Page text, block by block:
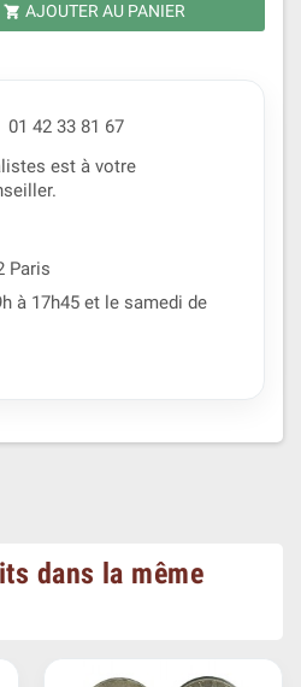
 AJOUTER AU PANIER
42 33 81 67
est à votre
Paris
à 17h45 et le samedi de
dans la même